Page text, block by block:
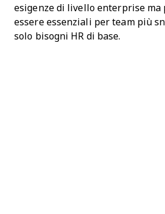
esigenze di livello enterprise ma
essere essenziali per team più
solo bisogni HR di base.